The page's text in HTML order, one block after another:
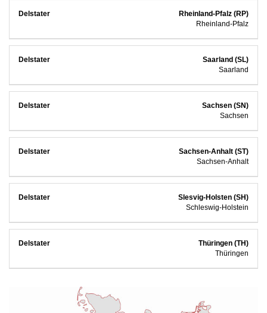
Rheinland-Pfalz (RP)
Rheinland-Pfalz
Saarland (SL)
Saarland
Sachsen (SN)
Sachsen
Sachsen-Anhalt (ST)
Sachsen-Anhalt
Slesvig-Holsten (SH)
Schleswig-Holstein
Thüringen (TH)
Thüringen